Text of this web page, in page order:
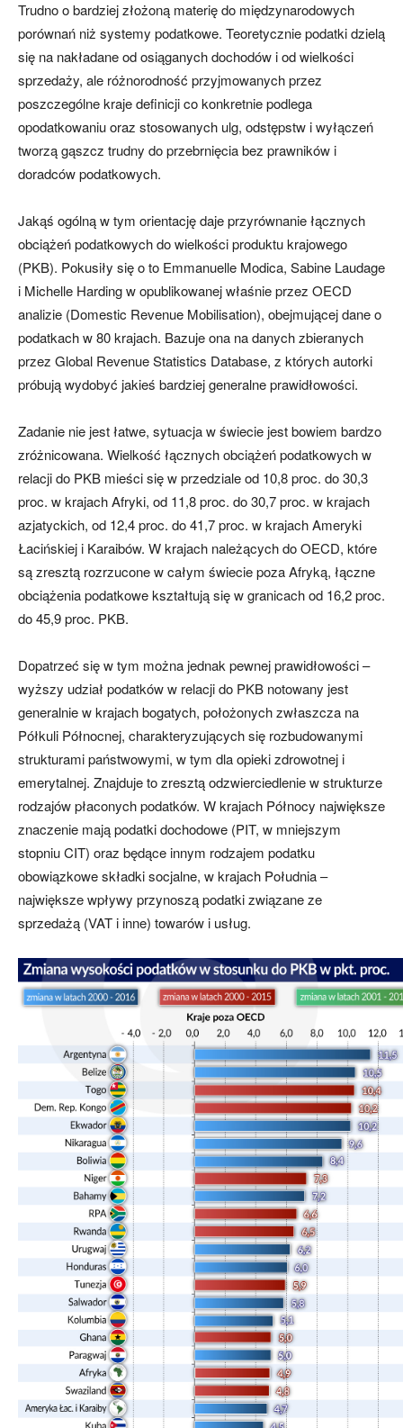
Trudno o bardziej złożoną materię do międzynarodowych
porównań niż systemy podatkowe. Teoretycznie podatki dzielą
się na nakładane od osiąganych dochodów i od wielkości
sprzedaży, ale różnorodność przyjmowanych przez
poszczególne kraje definicji co konkretnie podlega
opodatkowaniu oraz stosowanych ulg, odstępstw i wyłączeń
tworzą gąszcz trudny do przebrnięcia bez prawników i
doradców podatkowych.
Jakąś ogólną w tym orientację daje przyrównanie łącznych
obciążeń podatkowych do wielkości produktu krajowego
(PKB). Pokusiły się o to Emmanuelle Modica, Sabine Laudage
i Michelle Harding w opublikowanej właśnie przez OECD
analizie (Domestic Revenue Mobilisation), obejmującej dane o
podatkach w 80 krajach. Bazuje ona na danych zbieranych
przez Global Revenue Statistics Database, z których autorki
próbują wydobyć jakieś bardziej generalne prawidłowości.
Zadanie nie jest łatwe, sytuacja w świecie jest bowiem bardzo
zróżnicowana. Wielkość łącznych obciążeń podatkowych w
relacji do PKB mieści się w przedziale od 10,8 proc. do 30,3
proc. w krajach Afryki, od 11,8 proc. do 30,7 proc. w krajach
azjatyckich, od 12,4 proc. do 41,7 proc. w krajach Ameryki
Łacińskiej i Karaibów. W krajach należących do OECD, które
są zresztą rozrzucone w całym świecie poza Afryką, łączne
obciążenia podatkowe kształtują się w granicach od 16,2 proc.
do 45,9 proc. PKB.
Dopatrzeć się w tym można jednak pewnej prawidłowości –
wyższy udział podatków w relacji do PKB notowany jest
generalnie w krajach bogatych, położonych zwłaszcza na
Półkuli Północnej, charakteryzujących się rozbudowanymi
strukturami państwowymi, w tym dla opieki zdrowotnej i
emerytalnej. Znajduje to zresztą odzwierciedlenie w strukturze
rodzajów płaconych podatków. W krajach Północy największe
znaczenie mają podatki dochodowe (PIT, w mniejszym
stopniu CIT) oraz będące innym rodzajem podatku
obowiązkowe składki socjalne, w krajach Południa –
największe wpływy przynoszą podatki związane ze
sprzedażą (VAT i inne) towarów i usług.